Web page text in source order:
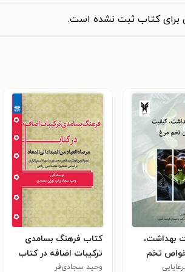
برای کتاب ثبت نشده است.
بهداشت،
تخم
کتاب فرهنگ بسامدی
ترکیبات اضافه در کتاب
مرصادالعباد من المبداء
وحید سجادی‌فر